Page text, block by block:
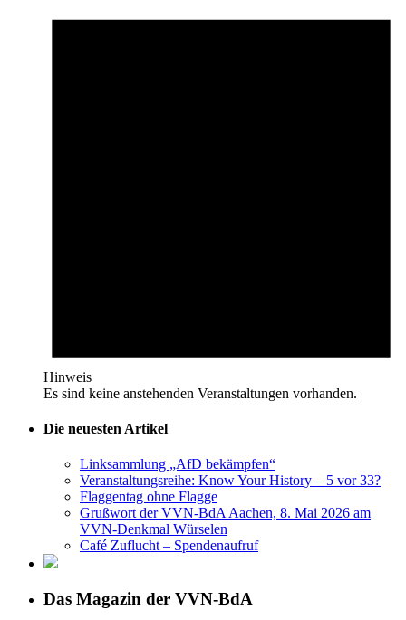
Hinweis
Es sind keine anstehenden Veranstaltungen vorhanden.
Die neuesten Artikel
Linksammlung „AfD bekämpfen“
Veranstaltungsreihe: Know Your History – 5 vor 33?
Flaggentag ohne Flagge
Grußwort der VVN-BdA Aachen, 8. Mai 2026 am
VVN-Denkmal Würselen
Café Zuflucht – Spendenaufruf
Das Magazin der VVN-BdA